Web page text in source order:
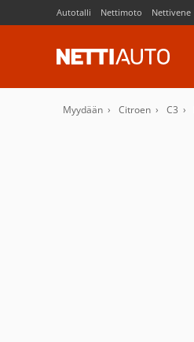
Autotalli Nettimoto Nettivene
Myydään Citroen C3